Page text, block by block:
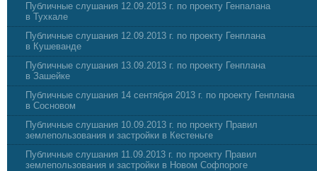
Публичные слушания 12.09.2013 г. по проекту Генпалана
в Тухкале
Публичные слушания 12.09.2013 г. по проекту Генплана
в Кушеванде
Публичные слушания 13.09.2013 г. по проекту Генплана
в Зашейке
Публичные слушания 14 сентября 2013 г. по проекту Генплана
в Сосновом
Публичные слушания 10.09.2013 г. по проекту Правил
землепользования и застройки в Кестеньге
Публичные слушания 11.09.2013 г. по проекту Правил
землепользования и застройки в Новом Софпороге